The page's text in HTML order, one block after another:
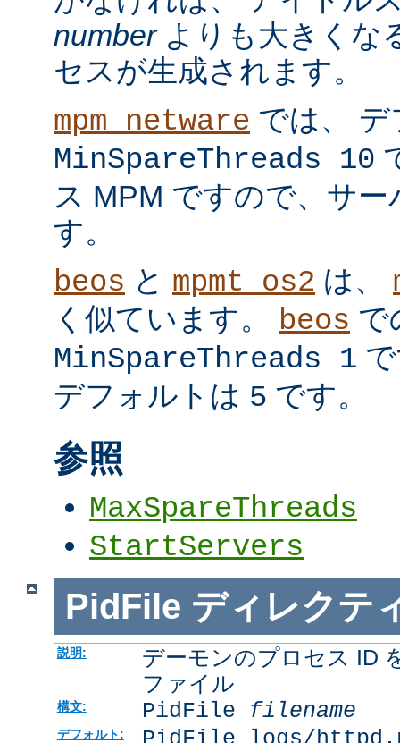
numberよりも大きくな
セスが生成されます。
mpm_netware では、
MinSpareThreads 10
ス MPM ですので、サ
す。
beos と mpmt_os2 は、
く似ています。 beos で
MinSpareThreads 1
デフォルトは 5 です。
参照
MaxSpareThreads
StartServers
PidFile ディレクテ
説明:
デーモンのプロセス ID
ファイル
構文: PidFile filename
デフォルト: